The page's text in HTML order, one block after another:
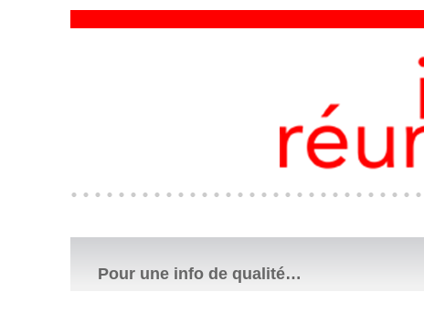
Pour une info de qualité…